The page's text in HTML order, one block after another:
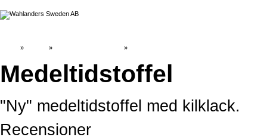
» » »
Medeltidstoffel
"Ny" medeltidstoffel med kilklack.
Recensioner